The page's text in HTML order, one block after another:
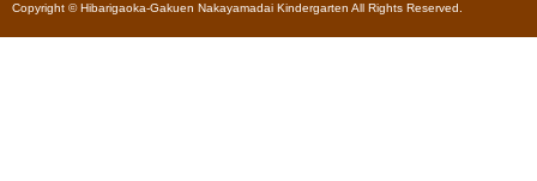
Copyright © Hibarigaoka-Gakuen Nakayamadai Kindergarten All Rights Reserved.